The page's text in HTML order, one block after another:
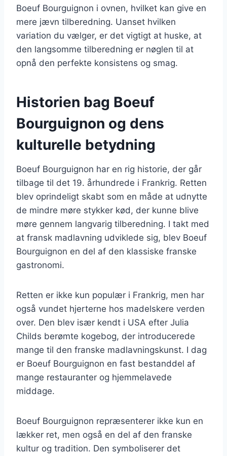
Boeuf Bourguignon i ovnen, hvilket kan give en
mere jævn tilberedning. Uanset hvilken
variation du vælger, er det vigtigt at huske, at
den langsomme tilberedning er nøglen til at
opnå den perfekte konsistens og smag.
Historien bag Boeuf
Bourguignon og dens
kulturelle betydning
Boeuf Bourguignon har en rig historie, der går
tilbage til det 19. århundrede i Frankrig. Retten
blev oprindeligt skabt som en måde at udnytte
de mindre møre stykker kød, der kunne blive
møre gennem langvarig tilberedning. I takt med
at fransk madlavning udviklede sig, blev Boeuf
Bourguignon en del af den klassiske franske
gastronomi.
Retten er ikke kun populær i Frankrig, men har
også vundet hjerterne hos madelskere verden
over. Den blev især kendt i USA efter Julia
Childs berømte kogebog, der introducerede
mange til den franske madlavningskunst. I dag
er Boeuf Bourguignon en fast bestanddel af
mange restauranter og hjemmelavede
middage.
Boeuf Bourguignon repræsenterer ikke kun en
lækker ret, men også en del af den franske
kultur og tradition. Den symboliserer det